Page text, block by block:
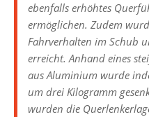
ebenfalls erhöhtes
ermöglichen. Zudem
Fahrverhalten im Schub
erreicht. Anhand eines
aus Aluminium wurde
um drei Kilogramm
wurden die